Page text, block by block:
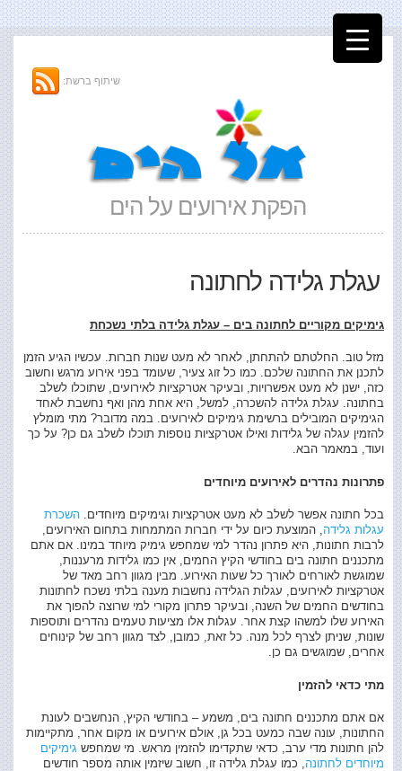
הפקת אירועים על הים
שיתוף ברשת:
עגלת גלידה לחתונה
גימיקים מקוריים לחתונה בים – עגלת גלידה בלתי נשכחת
מזל טוב. החלטתם להתחתן, לאחר לא מעט שנות חברות. עכשיו הגיע הזמן
לתכנן את החתונה שלכם. כמו כל זוג צעיר, שעומד בפני אירוע מרגש וחשוב
כזה, ישנן לא מעט אפשרויות, ובעיקר אטרקציות לאירועים, שתוכלו לשלב
בחתונה. עגלת גלידה להשכרה, למשל, היא אחת מהן ואף נחשבת לאחד
הגימיקים המובילים ברשימת גימיקים לאירועים. במה מדובר? מתי מומלץ
להזמין עגלה של גלידות ואילו אטרקציות נוספות תוכלו לשלב גם כן? על כך
ועוד, במאמר הבא.
פתרונות נהדרים לאירועים מיוחדים
בכל חתונה אפשר לשלב לא מעט אטרקציות וגימיקים מיוחדים. השכרת
עגלות גלידה, המוצעת כיום על ידי חברות המתמחות בתחום האירועים,
לרבות חתונות, היא פתרון נהדר למי שמחפש גימיק מיוחד במינו. אם אתם
מתכננים חתונה בים בחודשי הקיץ החמים, אין כמו גלידות מרעננות,
שמוגשת לאורחים לאורך כל שעות האירוע. מבין מגוון רחב מאד של
אטרקציות לאירועים, עגלות הגלידה נחשבות מענה בלתי נשכח לחתונות
בחודשים החמים של השנה, ובעיקר פתרון מקורי למי שרוצה להפוך את
האירוע שלו למשהו קצת אחר. עגלות אלו מציעות טעמים נהדרים ותוספות
שונות, שניתן לצרף לכל מנה. כל זאת, כמובן, לצד מגוון רחב של קינוחים
אחרים, שמוגשים גם כן.
מתי כדאי להזמין
אם אתם מתכננים חתונה בים, משמע – בחודשי הקיץ, הנחשבים לעונת
החתונות, עונה שבה כמעט בכל גן, אולם אירועים או מקום אחר, מתקיימות
להן חתונות מדי ערב, כדאי שתקדימו להזמין מראש. מי שמחפש גימיקים
מיוחדים לחתונה, כמו עגלת גלידה זו, חשוב שיזמין אותה מספר חודשים